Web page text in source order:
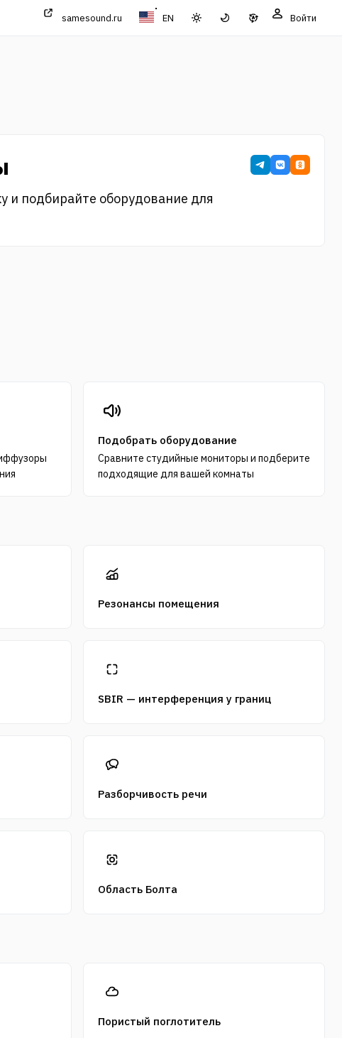
samesound.ru EN Войти
и подбирайте оборудование для
Подобрать оборудование
Сравните студийные мониторы и подберите
подходящие для вашей комнаты
Резонансы помещения
SBIR — интерференция у границ
Разборчивость речи
Область Болта
Пористый поглотитель